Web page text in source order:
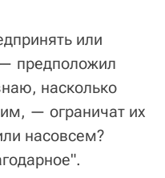
или
предположил
насколько
— ограничат их
насовсем?